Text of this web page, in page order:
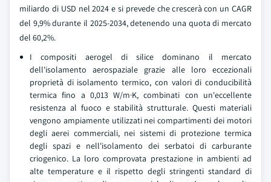
miliardo di USD nel 2024 e si prevede che crescerà con un CAGR
del 9,9% durante il 2025-2034, detenendo una quota di mercato
del 60,2%.
I compositi aerogel di silice dominano il mercato
dell'isolamento aerospaziale grazie alle loro eccezionali
proprietà di isolamento termico, con valori di conducibilità
termica fino a 0,013 W/m·K, combinati con un'eccellente
resistenza al fuoco e stabilità strutturale. Questi materiali
vengono ampiamente utilizzati nei compartimenti dei motori
degli aerei commerciali, nei sistemi di protezione termica
degli spazi e nell'isolamento dei serbatoi di carburante
criogenico. La loro comprovata prestazione in ambienti ad
alte temperature e il rispetto degli stringenti standard di